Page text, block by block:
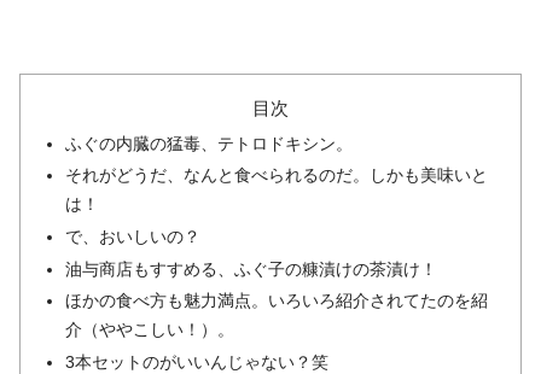
目次
ふぐの内臓の猛毒、テトロドキシン。
それがどうだ、なんと食べられるのだ。しかも美味いと
は！
で、おいしいの？
油与商店もすすめる、ふぐ子の糠漬けの茶漬け！
ほかの食べ方も魅力満点。いろいろ紹介されてたのを紹
介（ややこしい！）。
3本セットのがいいんじゃない？笑